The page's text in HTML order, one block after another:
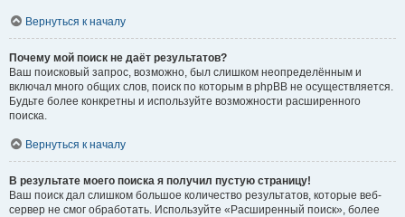
Вернуться к началу
Почему мой поиск не даёт результатов?
Ваш поисковый запрос, возможно, был слишком неопределённым и
включал много общих слов, поиск по которым в phpBB не осуществляется.
Будьте более конкретны и используйте возможности расширенного
поиска.
Вернуться к началу
В результате моего поиска я получил пустую страницу!
Ваш поиск дал слишком большое количество результатов, которые веб-
сервер не смог обработать. Используйте «Расширенный поиск», более